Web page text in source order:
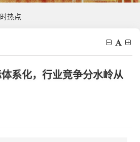
热点
系化，行业竞争分水岭从